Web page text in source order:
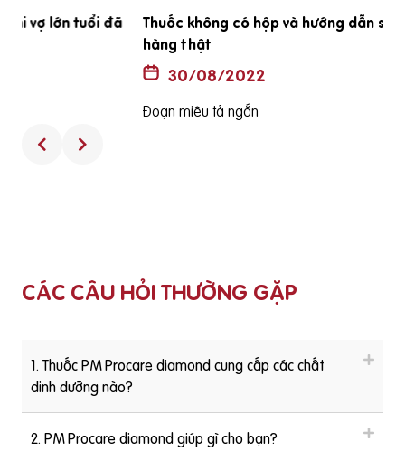
Thuốc không có hộp và hướng dẫn sử dụng có phải là
30/08/2022
CÁC CÂU HỎI THƯỜNG GẶP
1. Thuốc PM Procare diamond cung cấp các chất
dinh dưỡng nào?
2. PM Procare diamond giúp gì cho bạn?